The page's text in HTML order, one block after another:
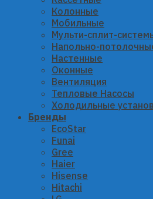
Колонные
Мобильные
Мульти-сплит-
Напольно-
Настенные
Оконные
Вентиляция
Тепловые Насосы
Холодильные
Бренды
EcoStar
Funai
Gree
Haier
Hisense
Hitachi